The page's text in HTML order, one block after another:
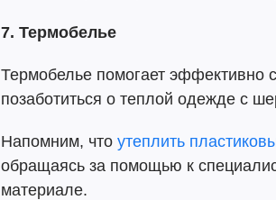
7. Термобелье
Термобелье помогает эффективно
позаботиться о теплой одежде с
Напомним, что утеплить
обращаясь за помощью к
материале.